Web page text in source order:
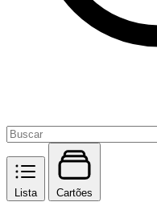
Lista Cartões